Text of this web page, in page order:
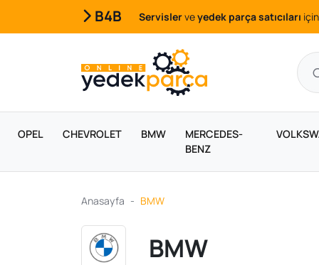
B4B Servislerveyedek parça satıcıları
OPEL CHEVROLET BMW
MERCEDES-
BENZ
Anasayfa BMW
BMW